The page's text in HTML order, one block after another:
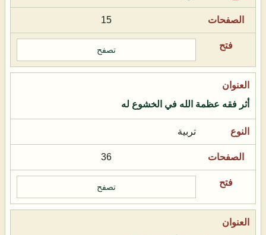
15
تصفح
أثر فقه عظمة الله في الخشوع له
تربية
36
تصفح